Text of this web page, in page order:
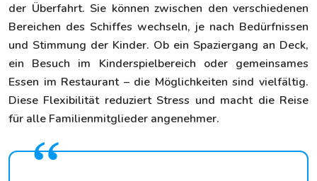
der Überfahrt. Sie können zwischen den verschiedenen
Bereichen des Schiffes wechseln, je nach Bedürfnissen
und Stimmung der Kinder. Ob ein Spaziergang an Deck,
ein Besuch im Kinderspielbereich oder gemeinsames
Essen im Restaurant – die Möglichkeiten sind vielfältig.
Diese Flexibilität reduziert Stress und macht die Reise
für alle Familienmitglieder angenehmer.